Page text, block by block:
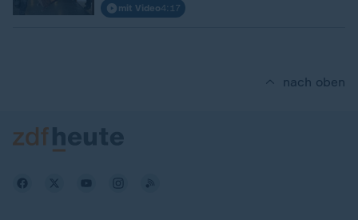
mit Video4:17
nach oben